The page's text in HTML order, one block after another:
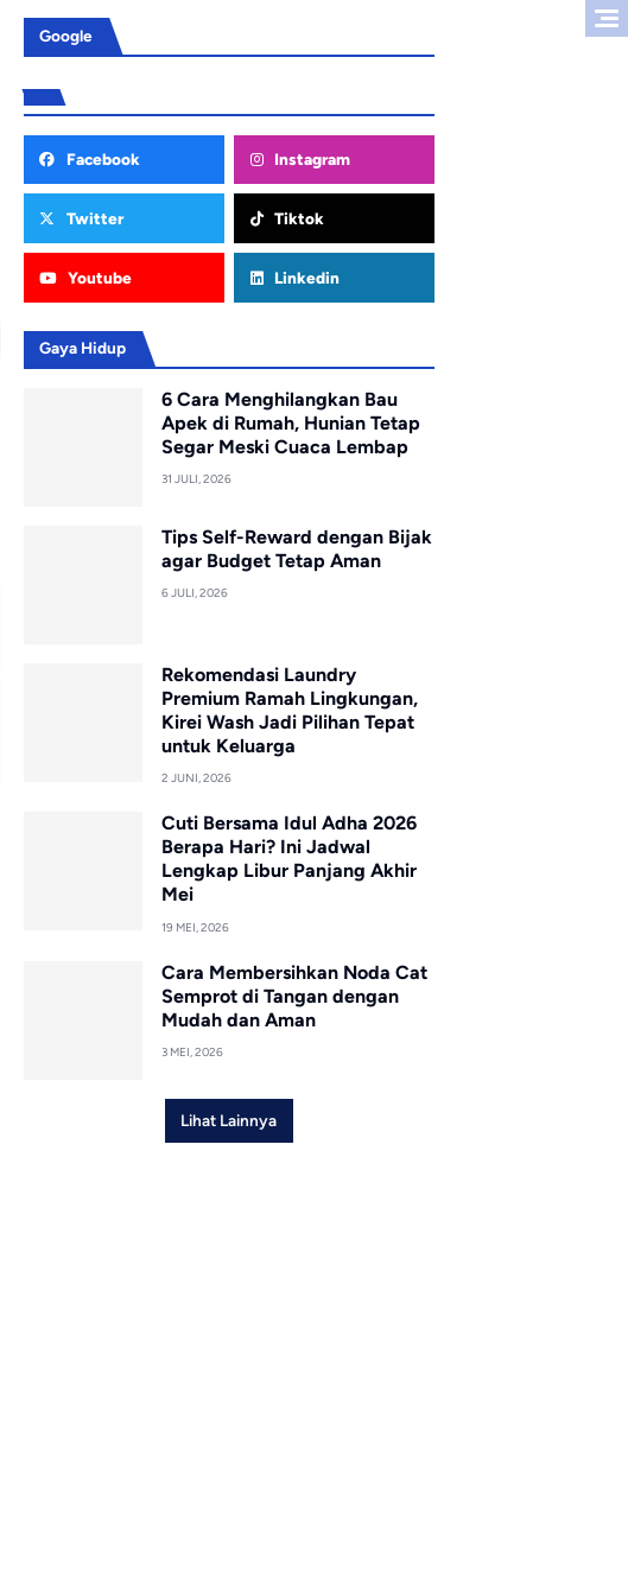
Google
Facebook Instagram
Twitter Tiktok
Youtube Linkedin
Gaya Hidup
6 Cara Menghilangkan Bau
Apek di Rumah, Hunian Tetap
Segar Meski Cuaca Lembap
31 JULI, 2026
Tips Self-Reward dengan Bijak
agar Budget Tetap Aman
6 JULI, 2026
Rekomendasi Laundry
Premium Ramah Lingkungan,
Kirei Wash Jadi Pilihan Tepat
untuk Keluarga
2 JUNI, 2026
Cuti Bersama Idul Adha 2026
Berapa Hari? Ini Jadwal
Lengkap Libur Panjang Akhir
Mei
19 MEI, 2026
Cara Membersihkan Noda Cat
Semprot di Tangan dengan
Mudah dan Aman
3 MEI, 2026
Lihat Lainnya